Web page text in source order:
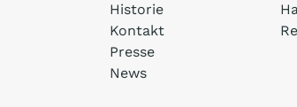
Historie
Kontakt
Presse
News